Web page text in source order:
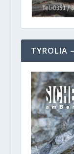
TYROLIA